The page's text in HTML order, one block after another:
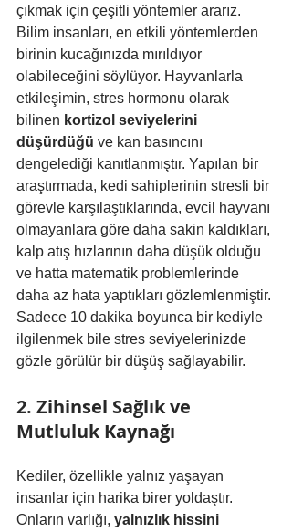
çıkmak için çeşitli yöntemler ararız.
Bilim insanları, en etkili yöntemlerden
birinin kucağınızda mırıldıyor
olabileceğini söylüyor. Hayvanlarla
etkileşimin, stres hormonu olarak
bilinen kortizol seviyelerini
düşürdüğü ve kan basıncını
dengelediği kanıtlanmıştır. Yapılan bir
araştırmada, kedi sahiplerinin stresli bir
görevle karşılaştıklarında, evcil hayvanı
olmayanlara göre daha sakin kaldıkları,
kalp atış hızlarının daha düşük olduğu
ve hatta matematik problemlerinde
daha az hata yaptıkları gözlemlenmiştir.
Sadece 10 dakika boyunca bir kediyle
ilgilenmek bile stres seviyelerinizde
gözle görülür bir düşüş sağlayabilir.
2. Zihinsel Sağlık ve
Mutluluk Kaynağı
Kediler, özellikle yalnız yaşayan
insanlar için harika birer yoldaştır.
Onların varlığı, yalnızlık hissini